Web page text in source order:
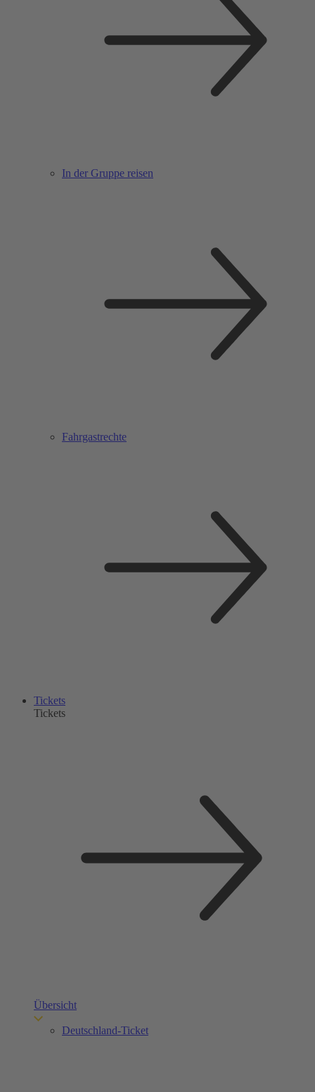
In der Gruppe reisen
Fahrgastrechte
Tickets
Tickets
Übersicht
Deutschland-Ticket